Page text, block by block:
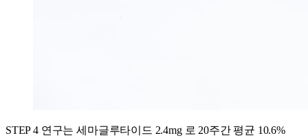
STEP 4 연구는 세마글루타이드 2.4mg 로 20주간 평균 10.6%